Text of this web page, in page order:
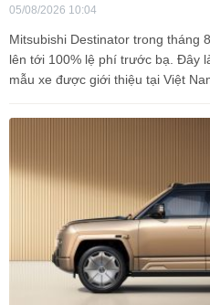
05/08/2026 10:04
Mitsubishi Destinator trong tháng
lên tới 100% lệ phí trước bạ. Đây
mẫu xe được giới thiệu tại Việt